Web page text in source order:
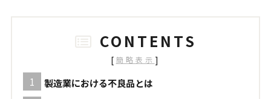
CONTENTS
[ 簡略表示 ]
製造業における不良品とは